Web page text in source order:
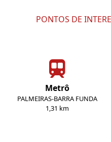
PONTOS DE
Metrô
PALMEIRAS-BARRA FUNDA
1,31 km